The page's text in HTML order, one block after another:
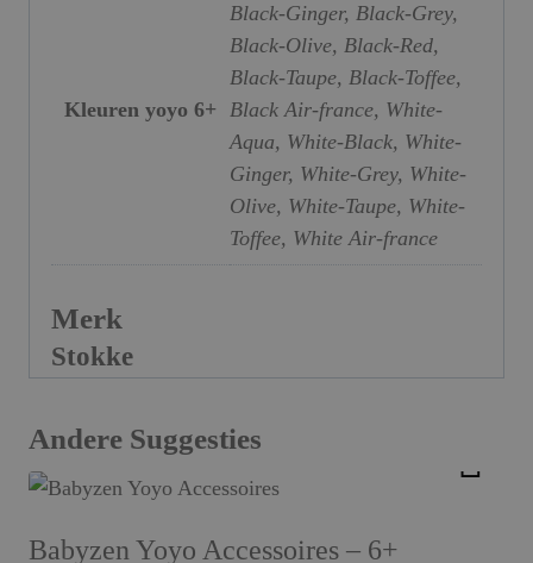
Kleuren yoyo 6+
Black-Ginger, Black-Grey,
Black-Olive, Black-Red,
Black-Taupe, Black-Toffee,
Black Air-france, White-
Aqua, White-Black, White-
Ginger, White-Grey, White-
Olive, White-Taupe, White-
Toffee, White Air-france
Merk
Stokke
Andere Suggesties
Babyzen Yoyo Accessoires – 6+